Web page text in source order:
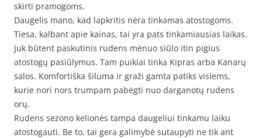
skirti pramogoms.
Daugelis mano, kad lapkritis nėra tinkamas atostogoms.
Tiesa, kalbant apie kainas, tai yra pats tinkamiausias laikas.
Juk būtent paskutinis rudens mėnuo siūlo itin pigius
atostogų pasiūlymus. Tam puikiai tinka Kipras arba Kanarų
salos. Komfortiška šiluma ir graži gamta patiks visiems,
kurie nori nors trumpam pabėgti nuo darganotų rudens
orų.
Rudens sezono kelionės tampa daugeliui tinkamu laiku
atostogauti. Be to, tai gera galimybė sutaupyti ne tik ant